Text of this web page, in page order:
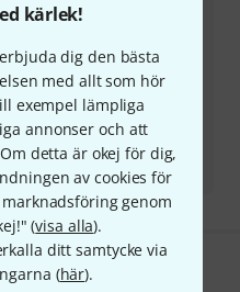
kärlek!
dig den bästa
med allt som hör
exempel lämpliga
annonser och att
detta är okej för dig,
av cookies för
genom
(visa alla).
ditt samtycke via
(här).
du ser?